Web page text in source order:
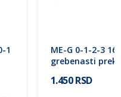
1
ME-G 0-1-2-3
grebenasti
1.450 RSD